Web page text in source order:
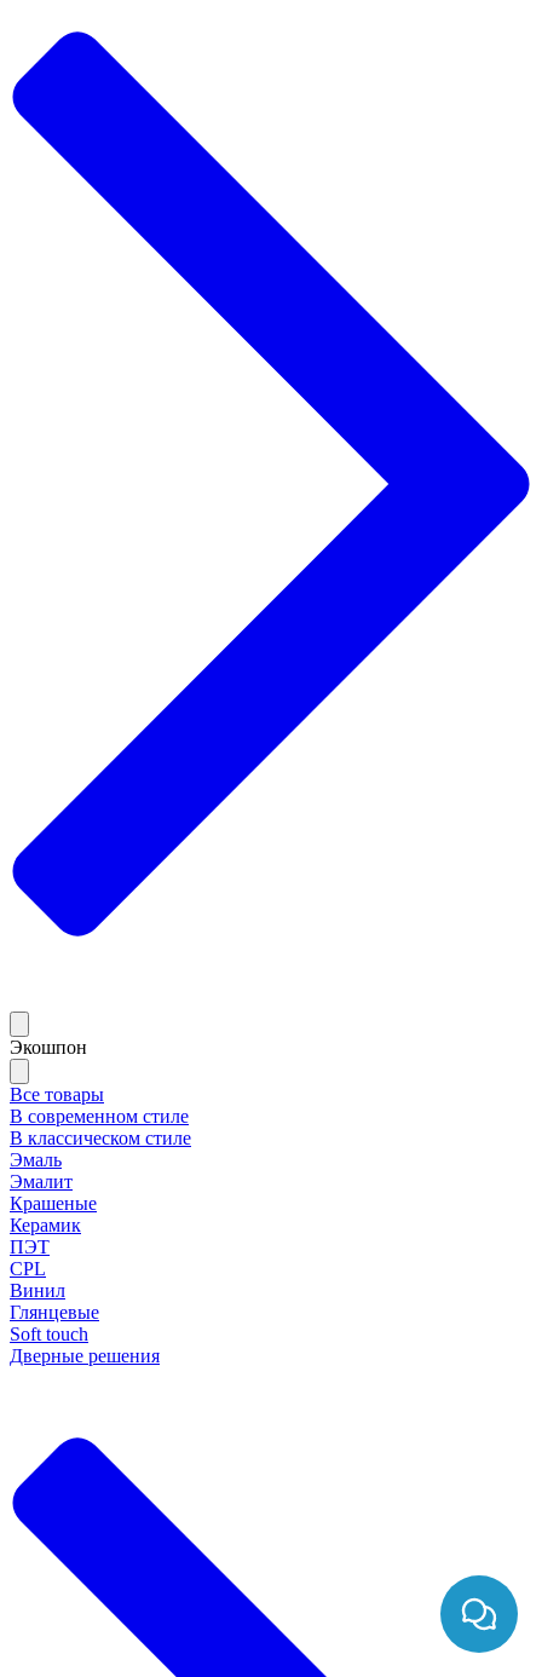
Экошпон
Все товары
В современном стиле
В классическом стиле
Эмаль
Эмалит
Крашеные
Керамик
ПЭТ
CPL
Винил
Глянцевые
Soft touch
Дверные решения